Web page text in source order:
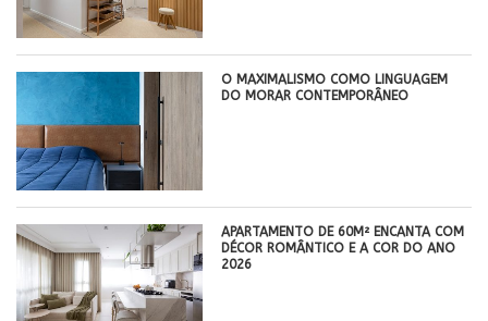
O MAXIMALISMO COMO LINGUAGEM
DO MORAR CONTEMPORÂNEO
APARTAMENTO DE 60M² ENCANTA COM
DÉCOR ROMÂNTICO E A COR DO ANO
2026